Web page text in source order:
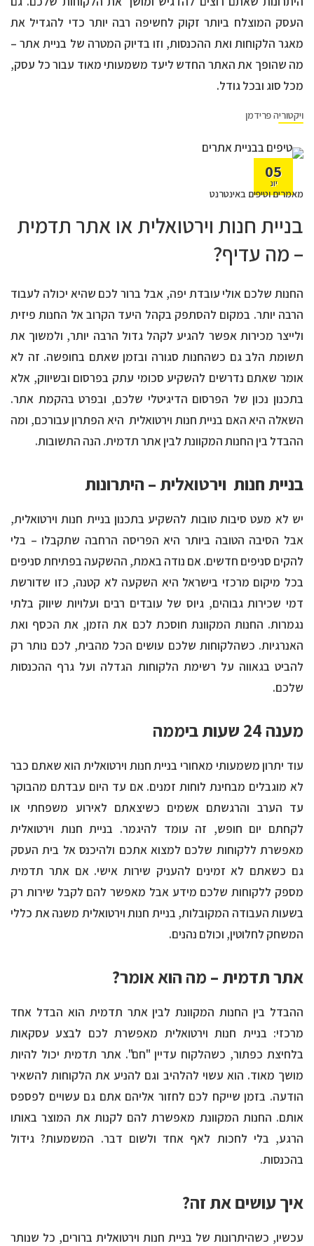
העסק המוצלח ביותר זקוק לחשיפה רבה יותר כדי להגדיל את
מאגר הלקוחות ואת ההכנסות, וזו בדיוק המטרה של בניית אתר –
מה שהופך את האתר החדש ליעד משמעותי מאוד עבור כל עסק,
מכל סוג ובכל גודל.
ויקטוריה פרידמן
05
יונ
מאמרים וטיפים באינטרנט
בניית חנות וירטואלית או אתר תדמית
– מה עדיף?
החנות שלכם אולי עובדת יפה, אבל ברור לכם שהיא יכולה לעבוד
הרבה יותר. במקום להסתפק בקהל היעד הקרוב אל החנות פיזית
ולייצר מכירות אפשר להגיע לקהל גדול הרבה יותר, ולמשוך את
תשומת הלב גם כשהחנות סגורה ובזמן שאתם בחופשה. זה לא
אומר שאתם נדרשים להשקיע סכומי עתק בפרסום ובשיווק, אלא
בתכנון נכון של הפרסום הדיגיטלי שלכם, ובפרט בהקמת אתר.
השאלה היא האם בניית חנות וירטואלית היא הפתרון עבורכם, ומה
ההבדל בין החנות המקוונת לבין אתר תדמית. הנה התשובות.
בניית חנות וירטואלית – היתרונות
יש לא מעט סיבות טובות להשקיע בתכנון בניית חנות וירטואלית,
אבל הסיבה הטובה ביותר היא הפריסה הרחבה שתקבלו – בלי
להקים סניפים חדשים. אם נודה באמת, ההשקעה בפתיחת סניפים
בכל מיקום מרכזי בישראל היא השקעה לא קטנה, כזו שדורשת
דמי שכירות גבוהים, גיוס של עובדים רבים ועלויות שיווק בלתי
נגמרות. החנות המקוונת חוסכת לכם את הזמן, את הכסף ואת
האנרגיות. כשהלקוחות שלכם עושים הכל מהבית, לכם נותר רק
להביט בגאווה על רשימת הלקוחות הגדלה ועל גרף ההכנסות
שלכם.
מענה 24 שעות ביממה
עוד יתרון משמעותי מאחורי בניית חנות וירטואלית הוא שאתם כבר
לא מוגבלים מבחינת לוחות זמנים. אם עד היום עבדתם מהבוקר
עד הערב והרגשתם אשמים כשיצאתם לאירוע משפחתי או
לקחתם יום חופש, זה עומד להיגמר. בניית חנות וירטואלית
מאפשרת ללקוחות שלכם למצוא אתכם ולהיכנס אל בית העסק
גם כשאתם לא זמינים להעניק שירות אישי. אם אתר תדמית
מספק ללקוחות שלכם מידע אבל מאפשר להם לקבל שירות רק
בשעות העבודה המקובלות, בניית חנות וירטואלית משנה את כללי
המשחק לחלוטין, וכולם נהנים.
אתר תדמית – מה הוא אומר?
ההבדל בין החנות המקוונת לבין אתר תדמית הוא הבדל אחד
מרכזי: בניית חנות וירטואלית מאפשרת לכם לבצע עסקאות
בלחיצת כפתור, כשהלקוח עדיין "חם". אתר תדמית יכול להיות
מושך מאוד. הוא עשוי להלהיב וגם להניע את הלקוחות להשאיר
הודעה. בזמן שייקח לכם לחזור אליהם אתם גם עשויים לפספס
אותם. החנות המקוונת מאפשרת להם לקנות את המוצר באותו
הרגע, בלי לחכות לאף אחד ולשום דבר. המשמעות? גידול
בהכנסות.
איך עושים את זה?
עכשיו, כשהיתרונות של בניית חנות וירטואלית ברורים, כל שנותר